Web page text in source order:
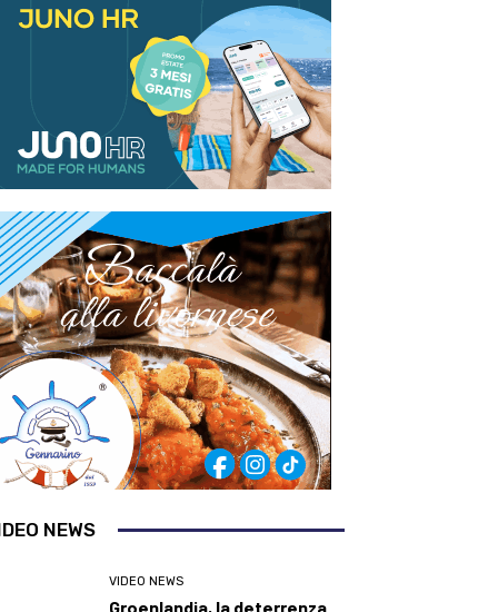
NEWS
VIDEO NEWS
Groenlandia, la deterrenza